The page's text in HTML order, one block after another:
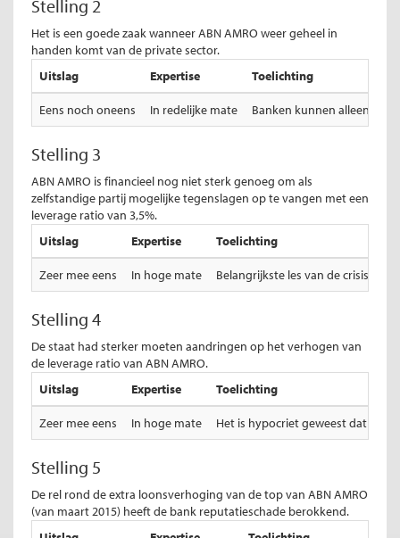
Stelling 2
Het is een goede zaak wanneer ABN AMRO weer geheel in
handen komt van de private sector.
Uitslag
Expertise Toelichting
Eens noch oneens In redelijke mate Banken kunnen alleen
Stelling 3
ABN AMRO is financieel nog niet sterk genoeg om als
zelfstandige partij mogelijke tegenslagen op te vangen met een
leverage ratio van 3,5%.
Uitslag
Expertise Toelichting
Zeer mee eens In hoge mate Belangrijkste les van de crisis is
Stelling 4
De staat had sterker moeten aandringen op het verhogen van
de leverage ratio van ABN AMRO.
Uitslag
Expertise Toelichting
Zeer mee eens In hoge mate Het is hypocriet geweest dat de
Stelling 5
De rel rond de extra loonsverhoging van de top van ABN AMRO
(van maart 2015) heeft de bank reputatieschade berokkend.